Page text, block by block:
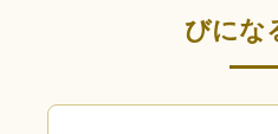
びにな